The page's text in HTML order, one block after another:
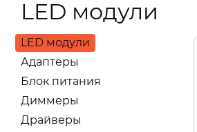
LED модули
LED модули
Адаптеры
Блок питания
Диммеры
Драйверы